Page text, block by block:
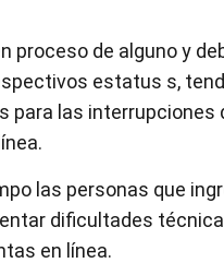
proceso de alguno y
estatus s,
para las interrupciones
las personas que
dificultades
en línea.